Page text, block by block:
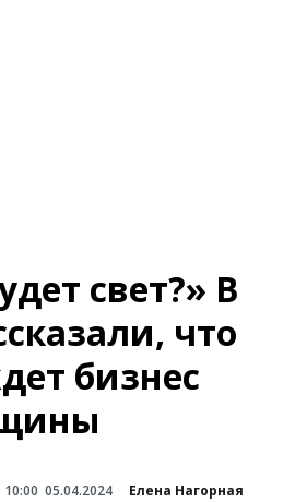
свет?» В
что
бизнес
10:00 05.04.2024 Елена Нагорная